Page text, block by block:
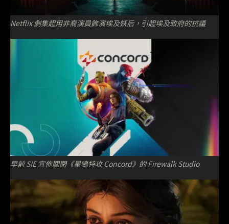
Netflix 劇集起用非裔演員飾演埃及妖后，引起埃及政府的抗議
早前 SIE 宣佈關閉《星鳴特攻 Concord》的 Firewalk Studio